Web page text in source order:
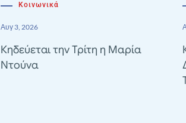
Κοινωνικά
Αυγ 3, 2026
Κηδεύεται την Τρίτη η Μαρία
Ντούνα